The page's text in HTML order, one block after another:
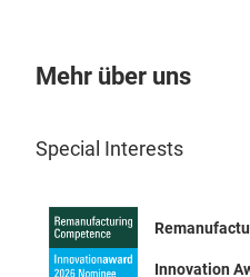
Mehr über uns
Special Interests
Innovation